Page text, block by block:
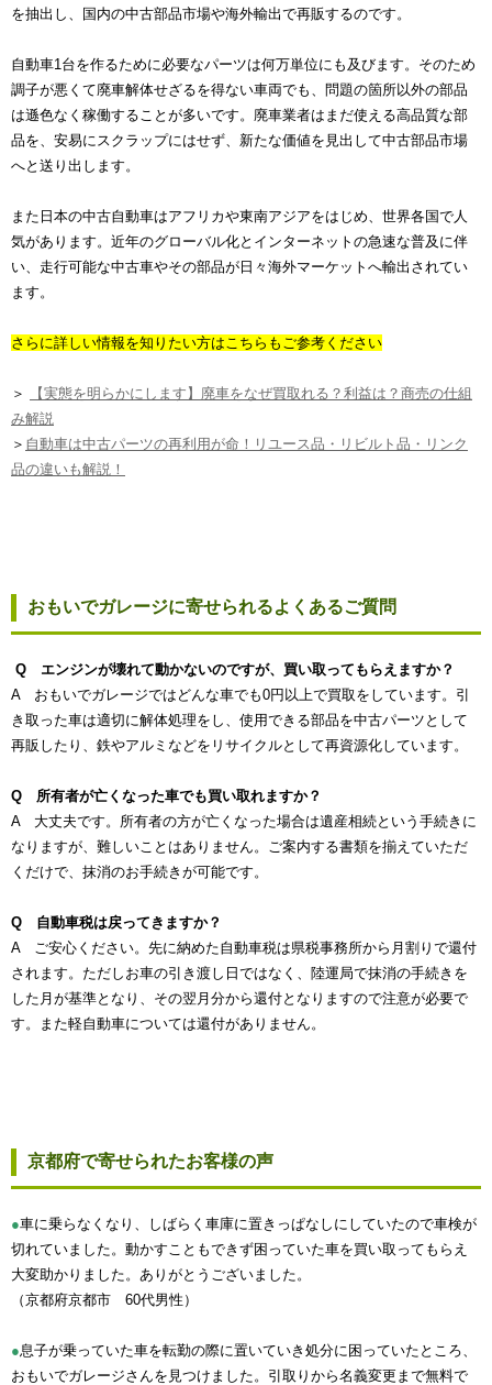
を抽出し、国内の中古部品市場や海外輸出で再販するのです。
自動車1台を作るために必要なパーツは何万単位にも及びます。そのため
調子が悪くて廃車解体せざるを得ない車両でも、問題の箇所以外の部品
は遜色なく稼働することが多いです。廃車業者はまだ使える高品質な部
品を、安易にスクラップにはせず、新たな価値を見出して中古部品市場
へと送り出します。
また日本の中古自動車はアフリカや東南アジアをはじめ、世界各国で人
気があります。近年のグローバル化とインターネットの急速な普及に伴
い、走行可能な中古車やその部品が日々海外マーケットへ輸出されてい
ます。
さらに詳しい情報を知りたい方はこちらもご参考ください
＞
【実態を明らかにします】廃車をなぜ買取れる？利益は？商売の仕組
み解説
＞ 自動車は中古パーツの再利用が命！リユース品・リビルト品・リンク
品の違いも解説！
おもいでガレージに寄せられるよくあるご質問
Q エンジンが壊れて動かないのですが、買い取ってもらえますか？
A おもいでガレージではどんな車でも0円以上で買取をしています。引
き取った車は適切に解体処理をし、使用できる部品を中古パーツとして
再販したり、鉄やアルミなどをリサイクルとして再資源化しています。
Q 所有者が亡くなった車でも買い取れますか？
A 大丈夫です。所有者の方が亡くなった場合は遺産相続という手続きに
なりますが、難しいことはありません。ご案内する書類を揃えていただ
くだけで、抹消のお手続きが可能です。
Q 自動車税は戻ってきますか？
A ご安心ください。先に納めた自動車税は県税事務所から月割りで還付
されます。ただしお車の引き渡し日ではなく、陸運局で抹消の手続きを
した月が基準となり、その翌月分から還付となりますので注意が必要で
す。また軽自動車については還付がありません。
京都府で寄せられたお客様の声
●車に乗らなくなり、しばらく車庫に置きっぱなしにしていたので車検が
切れていました。動かすこともできず困っていた車を買い取ってもらえ
大変助かりました。ありがとうございました。
（京都府京都市 60代男性）
●息子が乗っていた車を転勤の際に置いていき処分に困っていたところ、
おもいでガレージさんを見つけました。引取りから名義変更まで無料で